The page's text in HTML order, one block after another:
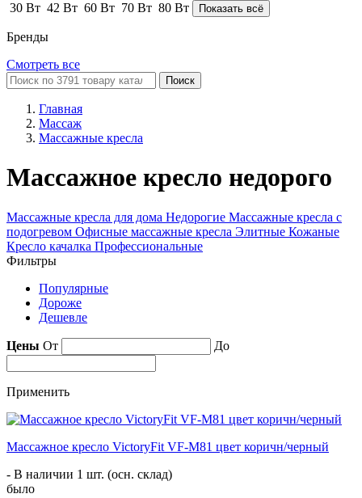
30 Вт 42 Вт 60 Вт 70 Вт 80 Вт Показать всё
Бренды
Смотреть все
Поиск
Главная
Массаж
Массажные кресла
Массажное кресло недорого
Массажные кресла для дома Недорогие Массажные кресла с
подогревом Офисные массажные кресла Элитные Кожаные
Кресло качалка Профессиональные
Фильтры
Популярные
Дороже
Дешевле
Цены От До
Применить
Массажное кресло VictoryFit VF-M81 цвет коричн/черный
- В наличии 1 шт. (осн. склад)
было